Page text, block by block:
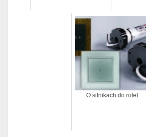
O silnikach do rolet